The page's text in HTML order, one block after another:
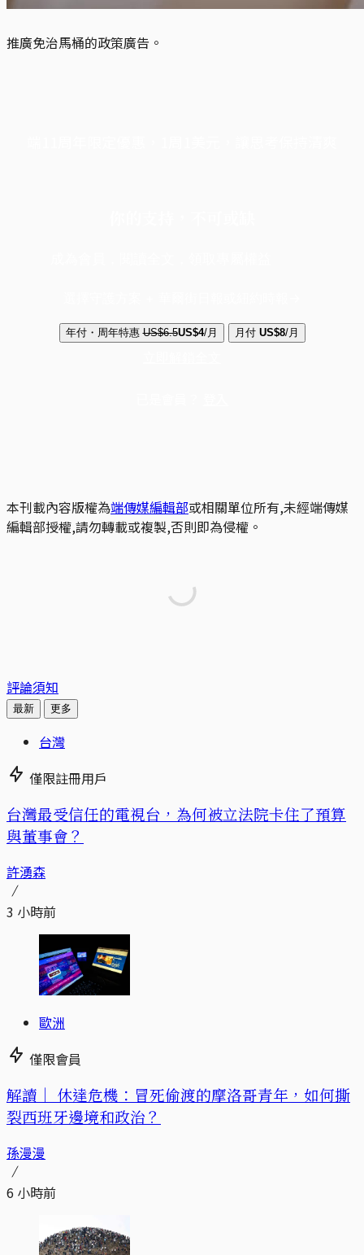
推廣免治馬桶的政策廣告。
年付・周年特惠 US$6.5US$4/月 月付 US$8/月
本刊載內容版權為端傳媒編輯部或相關單位所有,未經端傳媒
編輯部授權,請勿轉載或複製,否則即為侵權。
評論須知
最新 更多
台灣
僅限註冊用戶
台灣最受信任的電視台，為何被立法院卡住了預算
與董事會？
許湧森
3 小時前
歐洲
僅限會員
解讀｜ 休達危機：冒死偷渡的摩洛哥青年，如何撕
裂西班牙邊境和政治？
孫漫漫
6 小時前